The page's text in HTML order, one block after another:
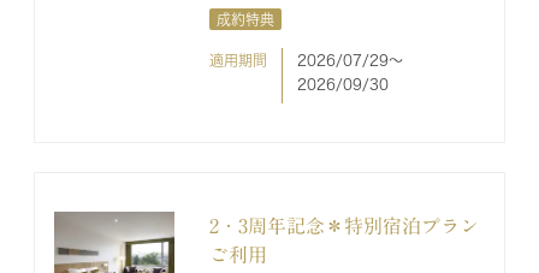
成約特典
適用期間
2026/07/29〜
2026/09/30
2・3周年記念＊特別宿泊プラン
ご利用